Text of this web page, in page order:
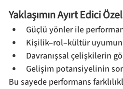
Yaklaşımın Ayırt Edici
Güçlü yönler ile
Kişilik–rol–kültür
Davranışsal çelişkilerin
Gelişim potansiyelinin
Bu sayede performans